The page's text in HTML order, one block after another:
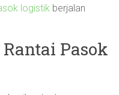
logistik berjalan
Pasok